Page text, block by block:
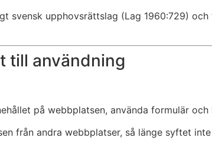
svensk upphovsrättslag (Lag 1960:729)
till användning
på webbplatsen, använda formulär
från andra webbplatser, så länge syftet